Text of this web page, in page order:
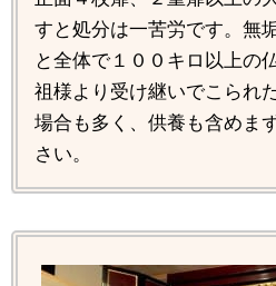
すと処分は一苦労です。無
と全体で１００キロ以上の
祖様より受け継いでこられ
場合も多く、供養も含めま
さい。